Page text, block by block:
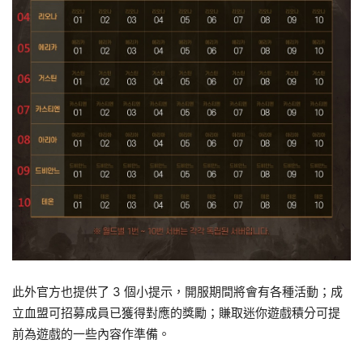
此外官方也提供了 3 個小提示，開服期間將會有各種活動；成
立血盟可招募成員已獲得對應的獎勵；賺取迷你遊戲積分可提
前為遊戲的一些內容作準備。